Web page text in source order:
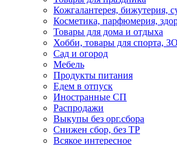
Кожгалантерея, бижутерия,
Косметика, парфюмерия,
Товары для дома и отдыха
Хобби, товары для спорта,
Сад и огород
Мебель
Продукты питания
Едем в отпуск
Иностранные СП
Распродажи
Выкупы без орг.сбора
Снижен сбор, без ТР
Всякое интересное